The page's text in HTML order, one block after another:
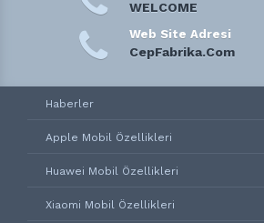
WELCOME
Web Site Adresi
CepFabrika.Com
Haberler
Apple Mobil Özellikleri
Huawei Mobil Özellikleri
Xiaomi Mobil Özellikleri